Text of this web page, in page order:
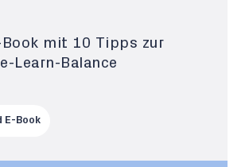
Book mit 10 Tipps zur
Learn-Balance
E-Book